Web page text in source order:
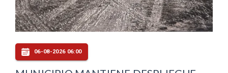
06-08-2026 06:00